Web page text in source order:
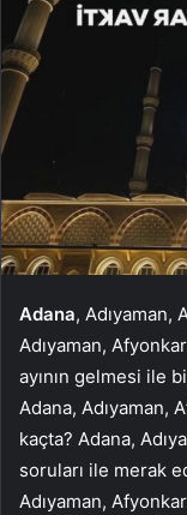
Adana, Adıyaman,
Adıyaman,
ayının gelmesi ile
Adana, Adıyaman,
kaçta? Adana,
soruları ile merak
Adıyaman,